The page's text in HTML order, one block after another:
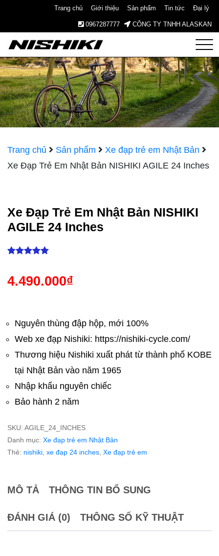
Trang chủ Giới thiệu Sản phẩm Tin tức Đại lý
0967287777 CÔNG TY TNHH ALASKAN
Nishiki
– Xe
Đạp
Nhật
Bản –
1965
Trang chủ Sản phẩm
Xe đạp trẻ em Nhật Bản
Xe Đạp Trẻ Em Nhật Bản NISHIKI AGILE 24 Inches
Xe Đạp Trẻ Em Nhật Bản NISHIKI
AGILE 24 Inches
4.490.000₫
Nguyên thùng đập hộp, mới 100%
Web xe đạp Nishiki: https://nishiki-cycle.com/
Thương hiệu Nishiki xuất phát từ thành phố KOBE
tại Nhật Bản vào năm 1965
Nhập khẩu nguyên chiếc
Bảo hành 2 năm
SKU: AGILE_24_INCHES
Danh mục: Xe đạp trẻ em Nhật Bản
Thẻ: nishiki xe đạp 24 inches Xe đạp trẻ em
MÔ TẢ THÔNG TIN BỔ SUNG
ĐÁNH GIÁ (0) THÔNG SỐ KỸ THUẬT